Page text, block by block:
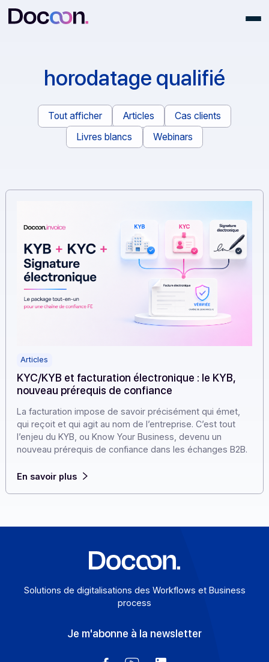
horodatage qualifié
Tout afficher Articles
Cas clients
Livres blancs
Webinars
KYC/KYB et facturation électronique : le KYB,
nouveau prérequis de confiance
La facturation impose de savoir précisément qui émet,
qui reçoit et qui agit au nom de l’entreprise. C’est tout
En savoir plus
Solutions de digitalisations des Workflows et